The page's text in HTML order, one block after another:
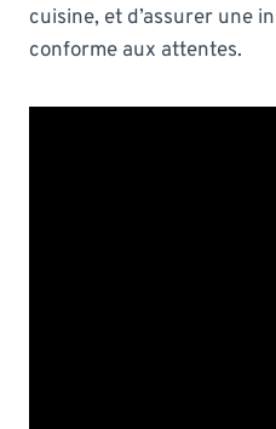
cuisine, et d’assurer une
conforme aux attentes.